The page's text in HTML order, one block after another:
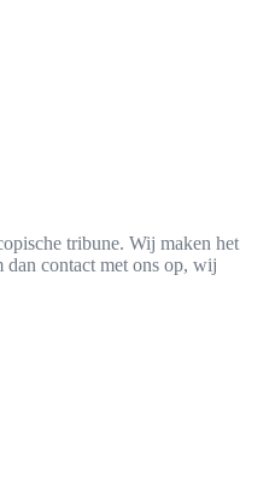
tribune. Wij maken het
contact met ons op, wij